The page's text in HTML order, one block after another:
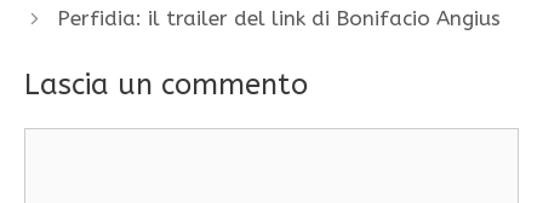
Perfidia: il trailer del link di Bonifacio Angius
Lascia un commento